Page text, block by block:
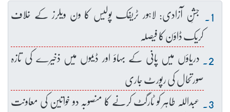
جشنِ آزادی: لاہور ٹریفک پولیس کا ون ویلرز کے خلاف
کریک ڈاؤن کا فیصلہ
دریاؤں میں پانی کے بہاؤ اور ڈیموں میں ذخیرے کی تازہ
صورتحال کی رپورٹ جاری
عبداللہ طاہر کو ٹارگٹ کرنے کا منصوبہ دو خواتین کی معاونت